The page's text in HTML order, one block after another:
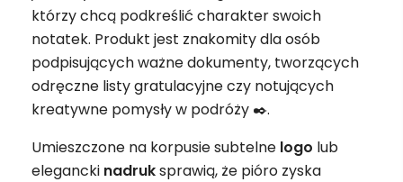
którzy chcą podkreślić charakter swoich
notatek. Produkt jest znakomity dla osób
podpisujących ważne dokumenty, tworzących
odręczne listy gratulacyjne czy notujących
kreatywne pomysły w podróży ✒️.
Umieszczone na korpusie subtelne logo lub
elegancki nadruksprawią, że pióro zyska